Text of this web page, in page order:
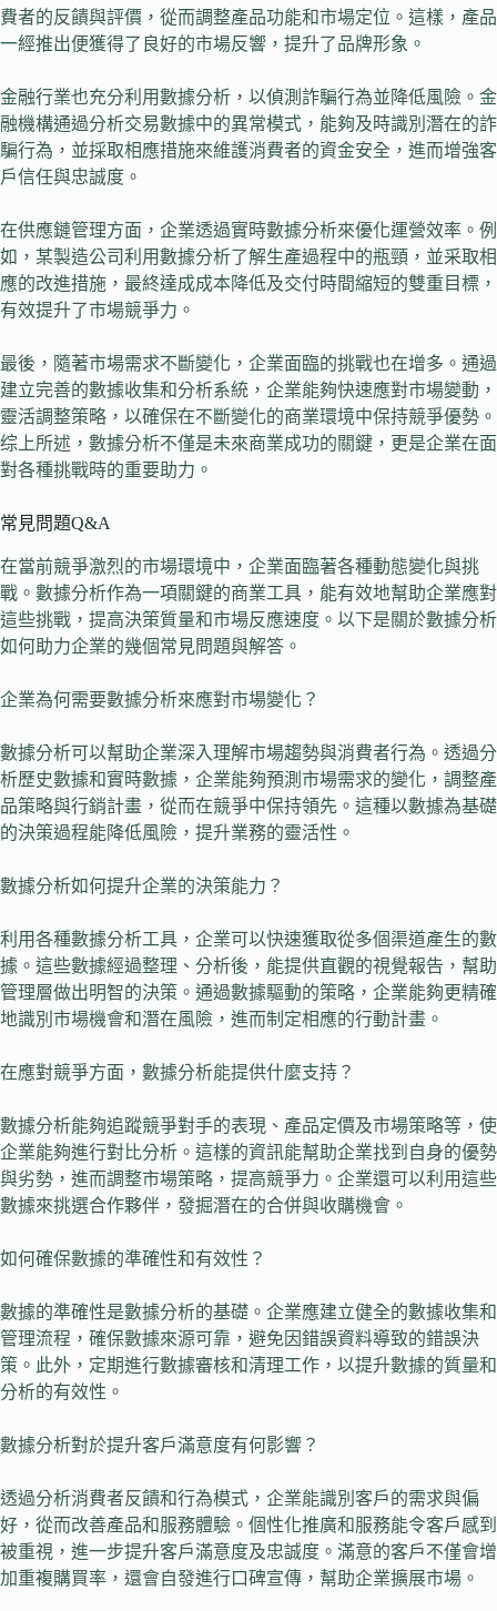
費者的反饋與評價，從而調整產品功能和市場定位。這樣，產品
一經推出便獲得了良好的市場反響，提升了品牌形象。
金融行業也充分利用數據分析，以偵測詐騙行為並降低風險。金
融機構通過分析交易數據中的異常模式，能夠及時識別潛在的詐
騙行為，並採取相應措施來維護消費者的資金安全，進而增強客
戶信任與忠誠度。
在供應鏈管理方面，企業透過實時數據分析來優化運營效率。例
如，某製造公司利用數據分析了解生產過程中的瓶頸，並采取相
應的改進措施，最終達成成本降低及交付時間縮短的雙重目標，
有效提升了市場競爭力。
最後，隨著市場需求不斷變化，企業面臨的挑戰也在增多。通過
建立完善的數據收集和分析系統，企業能夠快速應對市場變動，
靈活調整策略，以確保在不斷變化的商業環境中保持競爭優勢。
综上所述，數據分析不僅是未來商業成功的關鍵，更是企業在面
對各種挑戰時的重要助力。
常見問題Q&A
在當前競爭激烈的市場環境中，企業面臨著各種動態變化與挑
戰。數據分析作為一項關鍵的商業工具，能有效地幫助企業應對
這些挑戰，提高決策質量和市場反應速度。以下是關於數據分析
如何助力企業的幾個常見問題與解答。
企業為何需要數據分析來應對市場變化？
數據分析可以幫助企業深入理解市場趨勢與消費者行為。透過分
析歷史數據和實時數據，企業能夠預測市場需求的變化，調整產
品策略與行銷計畫，從而在競爭中保持領先。這種以數據為基礎
的決策過程能降低風險，提升業務的靈活性。
數據分析如何提升企業的決策能力？
利用各種數據分析工具，企業可以快速獲取從多個渠道產生的數
據。這些數據經過整理、分析後，能提供直觀的視覺報告，幫助
管理層做出明智的決策。通過數據驅動的策略，企業能夠更精確
地識別市場機會和潛在風險，進而制定相應的行動計畫。
在應對競爭方面，數據分析能提供什麼支持？
數據分析能夠追蹤競爭對手的表現、產品定價及市場策略等，使
企業能夠進行對比分析。這樣的資訊能幫助企業找到自身的優勢
與劣勢，進而調整市場策略，提高競爭力。企業還可以利用這些
數據來挑選合作夥伴，發掘潛在的合併與收購機會。
如何確保數據的準確性和有效性？
數據的準確性是數據分析的基礎。企業應建立健全的數據收集和
管理流程，確保數據來源可靠，避免因錯誤資料導致的錯誤決
策。此外，定期進行數據審核和清理工作，以提升數據的質量和
分析的有效性。
數據分析對於提升客戶滿意度有何影響？
透過分析消費者反饋和行為模式，企業能識別客戶的需求與偏
好，從而改善產品和服務體驗。個性化推廣和服務能令客戶感到
被重視，進一步提升客戶滿意度及忠誠度。滿意的客戶不僅會增
加重複購買率，還會自發進行口碑宣傳，幫助企業擴展市場。